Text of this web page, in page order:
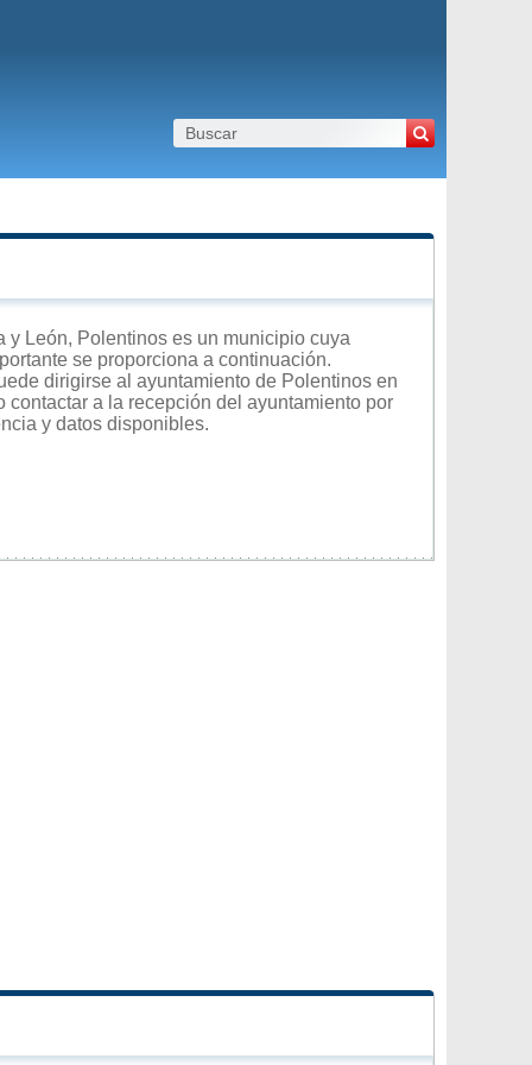
León, Polentinos es un municipio cuya
se proporciona a continuación.
dirigirse al ayuntamiento de Polentinos en
a la recepción del ayuntamiento por
y datos disponibles.